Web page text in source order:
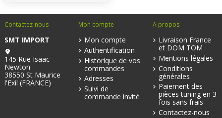
Contactez-nous
SMT IMPORT
145 Rue Isaac
Newton
38550 St Maurice
l'Exil (FRANCE)
Mon compte
Mon compte
Authentification
Historique de vos
commandes
Adresses
Suivi de
commande invité
A propos
Livraison France
et DOM TOM
Mentions légales
Conditions
générales
Paiement des
pièces tuning en 3
fois sans frais
Contactez-nous